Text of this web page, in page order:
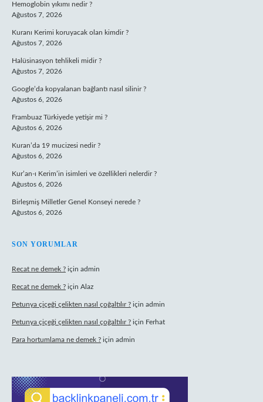
Hemoglobin yıkımı nedir ?
Ağustos 7, 2026
Kuranı Kerimi koruyacak olan kimdir ?
Ağustos 7, 2026
Halüsinasyon tehlikeli midir ?
Ağustos 7, 2026
Google’da kopyalanan bağlantı nasıl silinir ?
Ağustos 6, 2026
Frambuaz Türkiyede yetişir mi ?
Ağustos 6, 2026
Kuran’da 19 mucizesi nedir ?
Ağustos 6, 2026
Kur’an-ı Kerim’in isimleri ve özellikleri nelerdir ?
Ağustos 6, 2026
Birleşmiş Milletler Genel Konseyi nerede ?
Ağustos 6, 2026
SON YORUMLAR
Recat ne demek ? için admin
Recat ne demek ? için Alaz
Petunya çiçeği çelikten nasıl çoğaltılır ? için admin
Petunya çiçeği çelikten nasıl çoğaltılır ? için Ferhat
Para hortumlama ne demek ? için admin